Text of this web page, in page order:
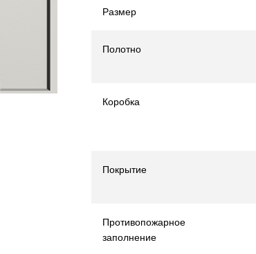
Размер
Полотно
Коробка
Покрытие
Противопожарное
заполнение